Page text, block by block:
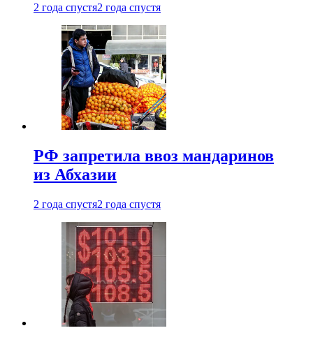
2 года спустя2 года спустя
РФ запретила ввоз мандаринов
из Абхазии
2 года спустя2 года спустя